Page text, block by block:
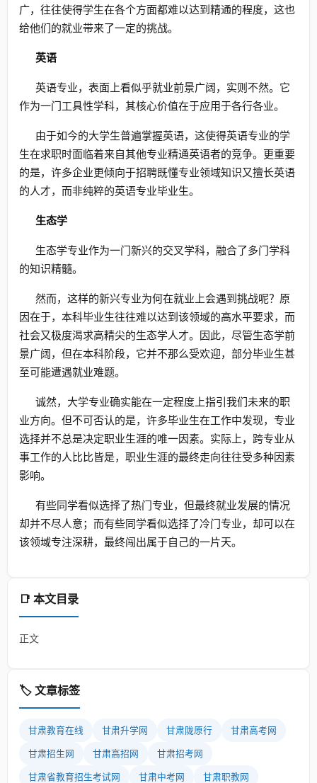
📑 本文目录
正文
🏷️ 文章标签
甘肃教育在线 甘肃升学网 甘肃陇原行 甘肃高考网
甘肃招生网 甘肃高招网 甘肃招考网
甘肃省教育招生考试网 甘肃中考网 甘肃职教网
广，往往使得学生在各个方面都难以达到精通的程度，这也
给他们的就业带来了一定的挑战。
英语
英语专业，表面上看似乎就业前景广阔，实则不然。它
作为一门工具性学科，其核心价值在于应用于各行各业。
由于如今的大学生普遍掌握英语，这使得英语专业的学
生在求职时面临着来自其他专业精通英语者的竞争。更重要
的是，许多企业更倾向于招聘既懂专业领域知识又擅长英语
的人才，而非纯粹的英语专业毕业生。
生态学
生态学专业作为一门新兴的交叉学科，融合了多门学科
的知识精髓。
然而，这样的新兴专业为何在就业上会遇到挑战呢？原
因在于，本科毕业生往往难以达到该领域的高水平要求，而
社会又极度渴求高精尖的生态学人才。因此，尽管生态学前
景广阔，但在本科阶段，它并不那么受欢迎，部分毕业生甚
至可能遭遇就业难题。
诚然，大学专业确实能在一定程度上指引我们未来的职
业方向。但不可否认的是，许多毕业生在工作中发现，专业
选择并不总是决定职业生涯的唯一因素。实际上，跨专业从
事工作的人比比皆是，职业生涯的最终走向往往受多种因素
影响。
有些同学看似选择了热门专业，但最终就业发展的情况
却并不尽人意；而有些同学看似选择了冷门专业，却可以在
该领域专注深耕，最终闯出属于自己的一片天。